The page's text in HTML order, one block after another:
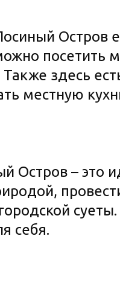
Остров
посетить
здесь
местную
Остров – это
себя.